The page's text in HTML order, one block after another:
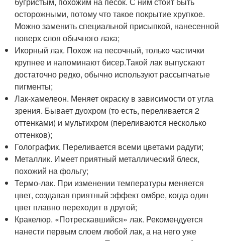
осторожными, потому что такое покрытие хрупкое.
Можно заменить специальной присыпкой, нанесенной
поверх слоя обычного лака;
Икорный лак. Похож на песочный, только частички
крупнее и напоминают бисер.Такой лак выпускают
достаточно редко, обычно используют рассыпчатые
пигменты;
Лак-хамелеон. Меняет окраску в зависимости от угла
зрения. Бывает дуохром (то есть, переливается 2
оттенками) и мультихром (переливаются несколько
оттенков);
Голографик. Переливается всеми цветами радуги;
Металлик. Имеет приятный металлический блеск,
похожий на фольгу;
Термо-лак. При изменении температуры меняется
цвет, создавая приятный эффект омбре, когда один
цвет плавно переходит в другой;
Кракелюр. «Потрескавшийся» лак. Рекомендуется
нанести первым слоем любой лак, а на него уже